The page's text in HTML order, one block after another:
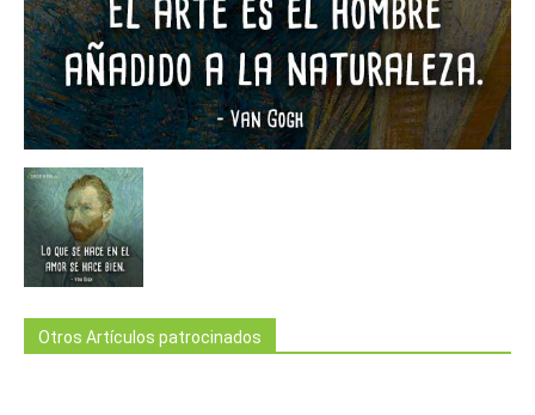
Otros Artículos patrocinados